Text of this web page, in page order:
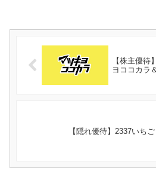
【株主優待
ヨココカラ
【隠れ優待】2337いちご